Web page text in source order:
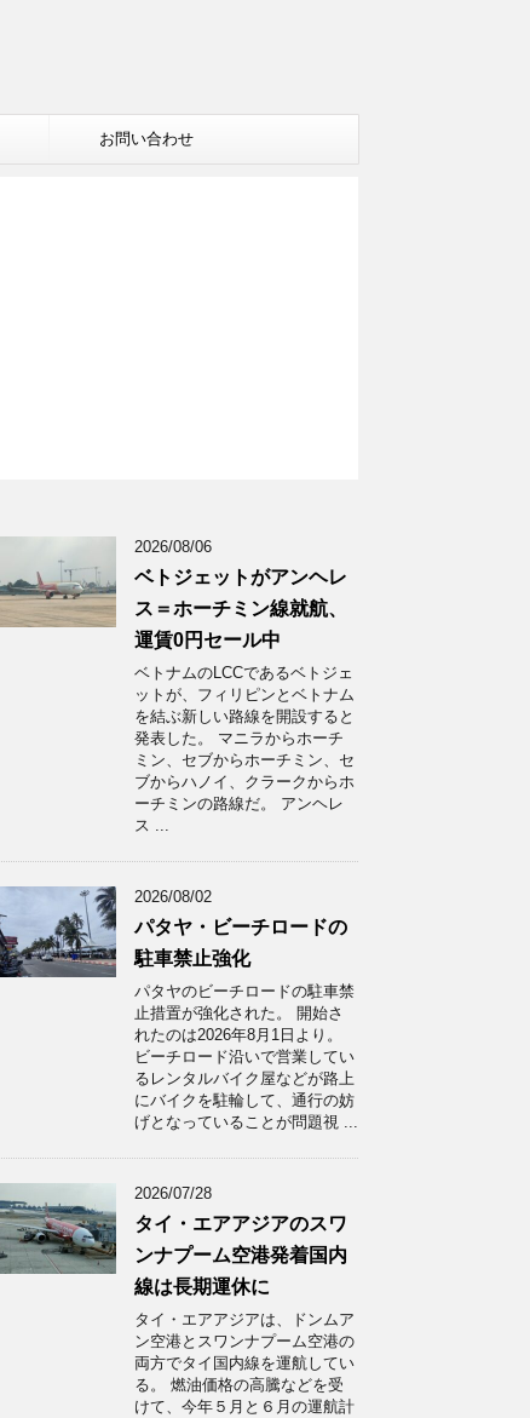
お問い合わせ
2026/08/06
ベトジェットがアンヘレ
ス＝ホーチミン線就航、
運賃0円セール中
ベトナムのLCCであるベトジェ
ットが、フィリピンとベトナム
を結ぶ新しい路線を開設すると
発表した。 マニラからホーチ
ミン、セブからホーチミン、セ
ブからハノイ、クラークからホ
ーチミンの路線だ。 アンヘレ
ス ...
2026/08/02
パタヤ・ビーチロードの
駐車禁止強化
パタヤのビーチロードの駐車禁
止措置が強化された。 開始さ
れたのは2026年8月1日より。
ビーチロード沿いで営業してい
るレンタルバイク屋などが路上
にバイクを駐輪して、通行の妨
げとなっていることが問題視 ...
2026/07/28
タイ・エアアジアのスワ
ンナプーム空港発着国内
線は長期運休に
タイ・エアアジアは、ドンムア
ン空港とスワンナプーム空港の
両方でタイ国内線を運航してい
る。 燃油価格の高騰などを受
けて、今年５月と６月の運航計